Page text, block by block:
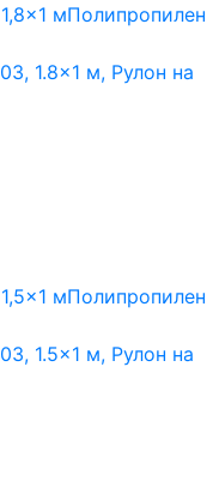
1,8x1 мПолипропилен
1.8×1 м, Рулон на
1,5x1 мПолипропилен
1.5×1 м, Рулон на